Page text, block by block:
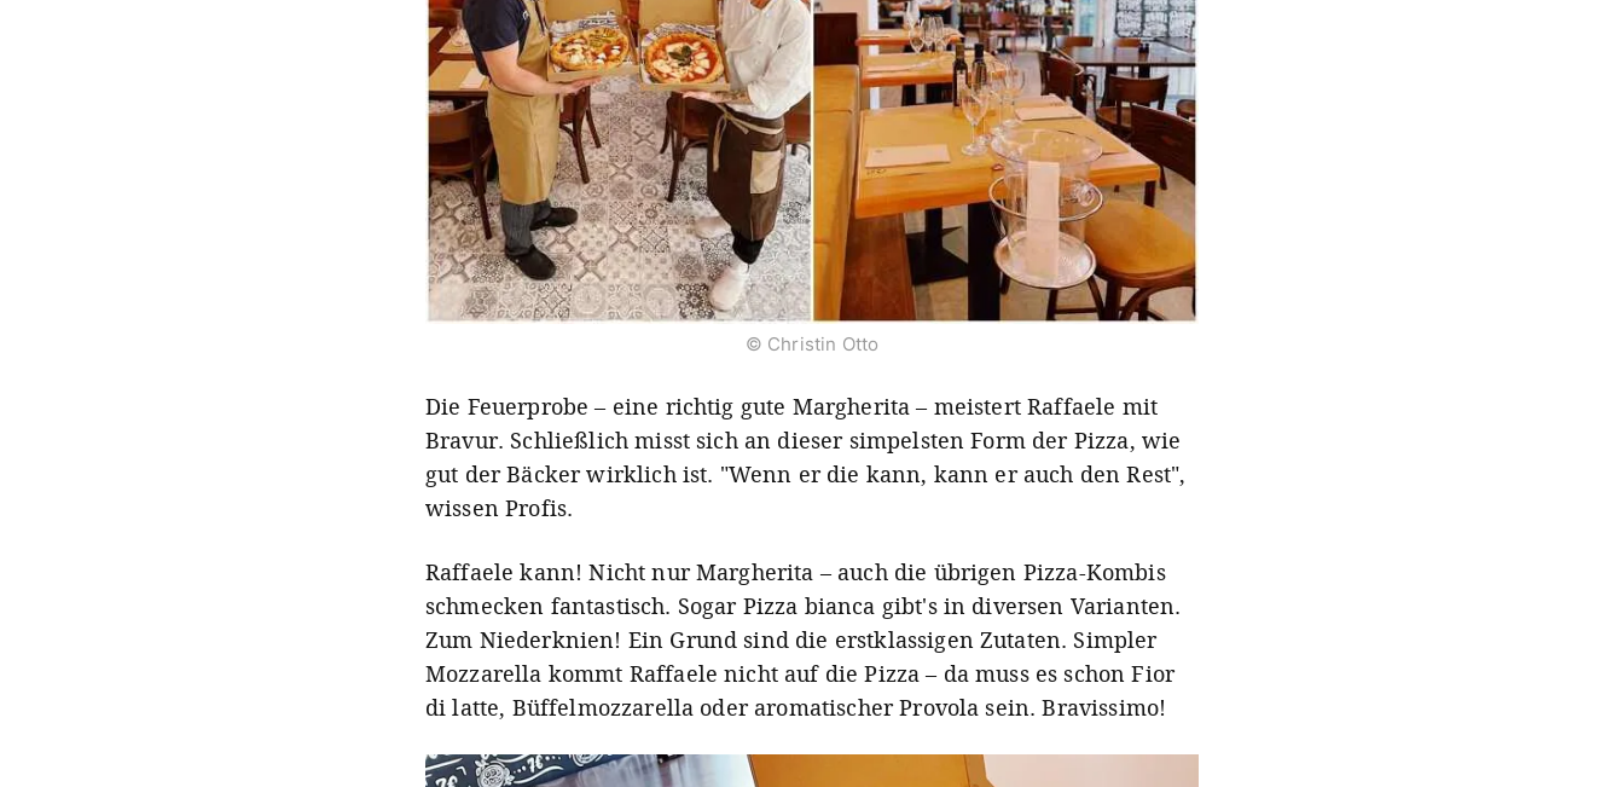
© Christin Otto
Die Feuerprobe – eine richtig gute Margherita – meistert Raffaele mit
Bravur. Schließlich misst sich an dieser simpelsten Form der Pizza, wie
gut der Bäcker wirklich ist. "Wenn er die kann, kann er auch den Rest",
wissen Profis.
Raffaele kann! Nicht nur Margherita – auch die übrigen Pizza-Kombis
schmecken fantastisch. Sogar Pizza bianca gibt's in diversen Varianten.
Zum Niederknien! Ein Grund sind die erstklassigen Zutaten. Simpler
Mozzarella kommt Raffaele nicht auf die Pizza – da muss es schon Fior
di latte, Büffelmozzarella oder aromatischer Provola sein. Bravissimo!